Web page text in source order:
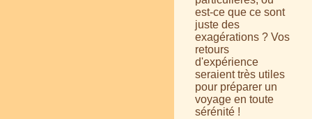
est-ce que ce sont
juste des
exagérations ? Vos
retours
d'expérience
seraient très utiles
pour préparer un
voyage en toute
sérénité !